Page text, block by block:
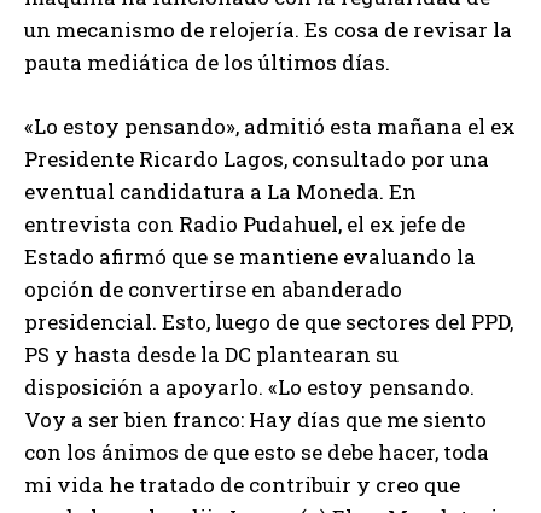
un mecanismo de relojería. Es cosa de revisar la
pauta mediática de los últimos días.
«Lo estoy pensando», admitió esta mañana el ex
Presidente Ricardo Lagos, consultado por una
eventual candidatura a La Moneda. En
entrevista con Radio Pudahuel, el ex jefe de
Estado afirmó que se mantiene evaluando la
opción de convertirse en abanderado
presidencial. Esto, luego de que sectores del PPD,
PS y hasta desde la DC plantearan su
disposición a apoyarlo. «Lo estoy pensando.
Voy a ser bien franco: Hay días que me siento
con los ánimos de que esto se debe hacer, toda
mi vida he tratado de contribuir y creo que